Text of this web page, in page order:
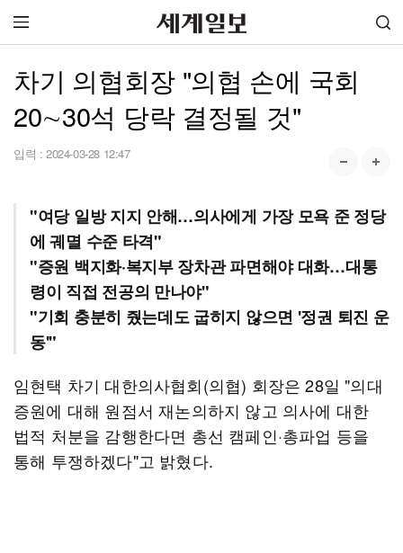
차기 의협회장 "의협 손에 국회
20∼30석 당락 결정될 것"
입력 : 2024-03-28 12:47
"여당 일방 지지 안해…의사에게 가장 모욕 준 정당
에 궤멸 수준 타격"
"증원 백지화·복지부 장차관 파면해야 대화…대통
령이 직접 전공의 만나야"
"기회 충분히 줬는데도 굽히지 않으면 '정권 퇴진 운
동'"
임현택 차기 대한의사협회(의협) 회장은 28일 "의대
증원에 대해 원점서 재논의하지 않고 의사에 대한
법적 처분을 감행한다면 총선 캠페인·총파업 등을
통해 투쟁하겠다"고 밝혔다.